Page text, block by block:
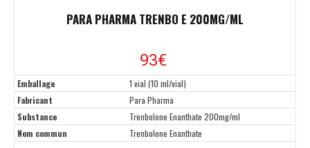
PARA PHARMA TRENBO E 200MG/ML
93€
Emballage
1 vial (10 ml/vial)
Fabricant
Para Pharma
Substance
Trenbolone Enanthate 200mg/ml
Nom commun
Trenbolone Enanthate